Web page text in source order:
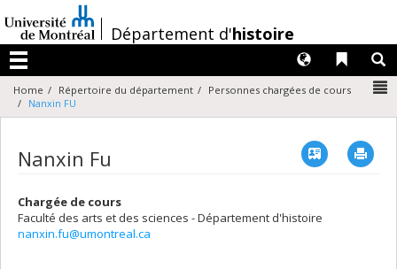
au
contenu
/Département d'histoire
Menu
Liens
Langues
Home Répertoire du département
Personnes chargées de cours
Nanxin FU
Nanxin Fu Vcard
Chargée de cours
Faculté des arts et des sciences - Département d'histoire
nanxin.fu@umontreal.ca